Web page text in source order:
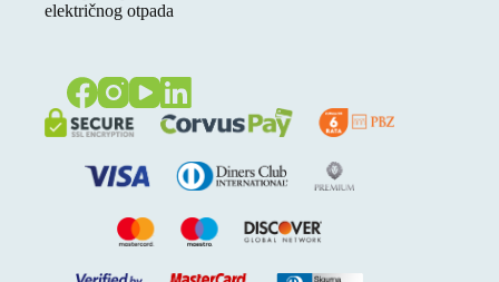
električnog otpada